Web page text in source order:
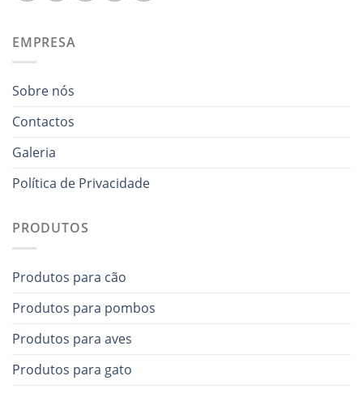
EMPRESA
Sobre nós
Contactos
Galeria
Política de Privacidade
PRODUTOS
Produtos para cão
Produtos para pombos
Produtos para aves
Produtos para gato